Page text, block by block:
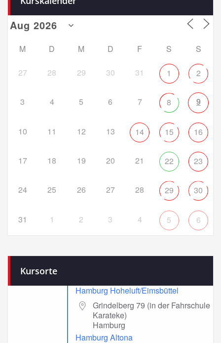
M D M D F S S
27 28 29 30 31 1 2
3 4 5 6 7 8 9
10 11 12 13 14 15 16
17 18 19 20 21 22 23
24 25 26 27 28 29 30
31 1 2 3 4 5 6
Kursorte
Hamburg Hoheluft/Eimsbüttel
Grindelberg 79 (in der Fahrschule
Karateke)
Hamburg
Hamburg Altona